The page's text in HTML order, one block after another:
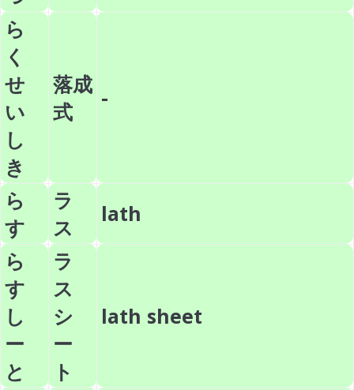
ら
く
せ
い
し
き
落成
式
-
ら
す
ラ
ス
lath
ら
す
し
ー
と
ラ
ス
シ
ー
ト
lath sheet